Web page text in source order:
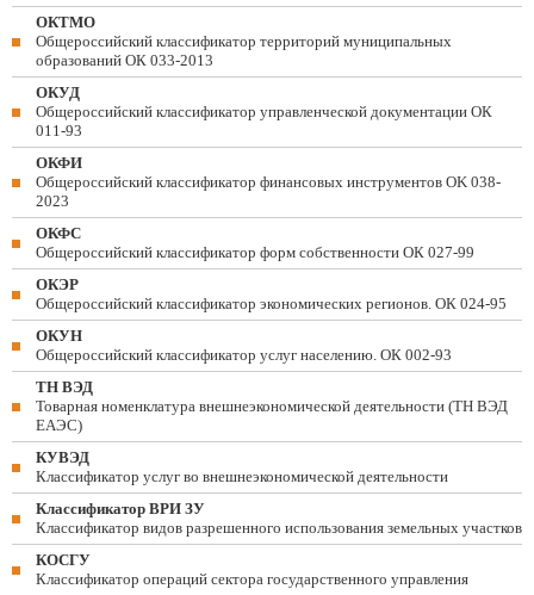
ОКТМО
Общероссийский классификатор территорий муниципальных
образований ОК 033-2013
ОКУД
Общероссийский классификатор управленческой документации ОК
011-93
ОКФИ
Общероссийский классификатор финансовых инструментов OK 038-
2023
ОКФС
Общероссийский классификатор форм собственности ОК 027-99
ОКЭР
Общероссийский классификатор экономических регионов. ОК 024-95
ОКУН
Общероссийский классификатор услуг населению. ОК 002-93
ТН ВЭД
Товарная номенклатура внешнеэкономической деятельности (ТН ВЭД
ЕАЭС)
КУВЭД
Классификатор услуг во внешнеэкономической деятельности
Классификатор ВРИ ЗУ
Классификатор видов разрешенного использования земельных участков
КОСГУ
Классификатор операций сектора государственного управления